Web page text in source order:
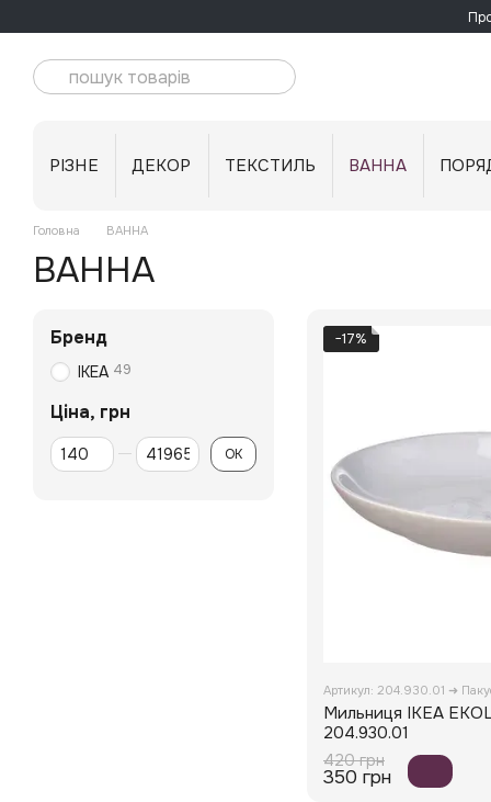
РІЗНЕ ДЕКОР ТЕКСТИЛЬ ВАННА
Головна ВАННА
ВАННА
−17%
Артикул: 204.930.01 ➜
Мильниця IKEA
204.930.01
420 грн
350 грн
Бренд
IKEA 49
Ціна, грн
Від Ціна, грн
До Ціна, грн ОК